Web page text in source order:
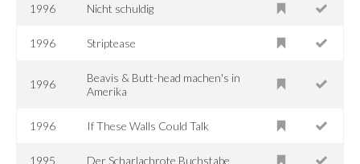
1996 Nicht schuldig
1996 Striptease
1996
Beavis & Butt-head machen's in
Amerika
1996 If These Walls Could Talk
1995 Der Scharlachrote Buchstabe